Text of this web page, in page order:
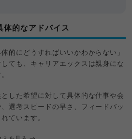
体的なアドバイス
的にどうすればいいかわからない」
ても、キャリアエックスは親身にな
した希望に対して具体的な仕事や会
選考スピードの早さ、フィードバッ
ています。